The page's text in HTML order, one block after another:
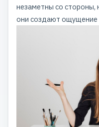
незаметны со стороны,
они создают ощущение